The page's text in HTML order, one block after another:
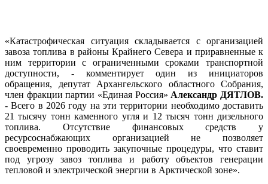
«Катастрофическая ситуация складывается с организацией
завоза топлива в районы Крайнего Севера и приравненные к
ним территории с ограниченными сроками транспортной
доступности, - комментирует один из инициаторов
обращения, депутат Архангельского областного Собрания,
член фракции партии «Единая Россия» Александр ДЯТЛОВ.
- Всего в 2026 году на эти территории необходимо доставить
21 тысячу тонн каменного угля и 12 тысяч тонн дизельного
топлива. Отсутствие финансовых средств у
ресурсоснабжающих организацией не позволяет
своевременно проводить закупочные процедуры, что ставит
под угрозу завоз топлива и работу объектов генерации
тепловой и электрической энергии в Арктической зоне».